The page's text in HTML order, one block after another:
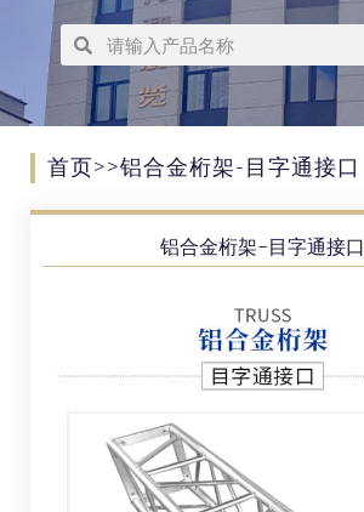
首页>>铝合金桁架-目字通接口
铝合金桁架-目字通接口